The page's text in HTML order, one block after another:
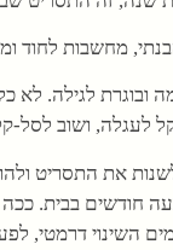
מחשבות לחוד
ובוגרת לגילה.
לעגלה, ושוב לסל-
את התסריט
חודשים בבית. ככה
השינוי דרמטי,